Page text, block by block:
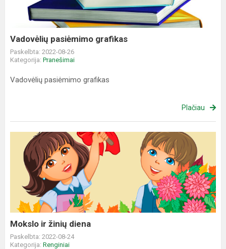
Vadovėlių pasiėmimo grafikas
Paskelbta: 2022-08-26
Kategorija: Pranešimai
Vadovėlių pasiėmimo grafikas
Plačiau
Mokslo
žinių
diena
Mokslo ir žinių diena
Paskelbta: 2022-08-24
Kategorija: Renginiai